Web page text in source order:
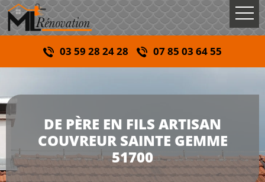
03 59 28 24 28 07 85 03 64 55
DE PÈRE EN FILS ARTISAN
COUVREUR SAINTE GEMME
51700